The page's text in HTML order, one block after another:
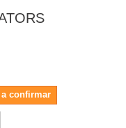
confirmar